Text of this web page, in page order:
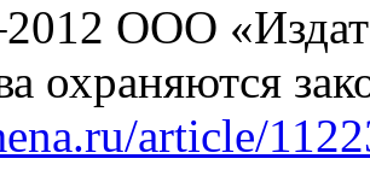
ООО
охраняются
article/